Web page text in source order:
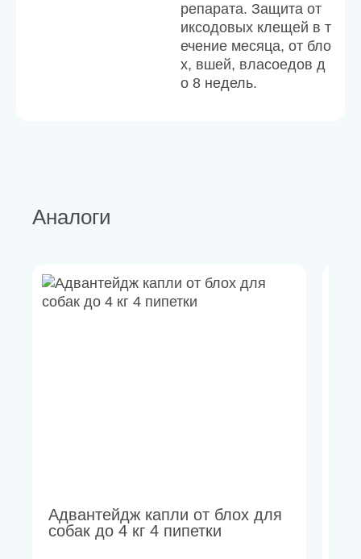
репарата. Защита от
иксодовых клещей в т
ечение месяца, от бло
х, вшей, власоедов д
о 8 недель.
Аналоги
Адвантейдж капли от блох для
собак до 4 кг 4 пипетки